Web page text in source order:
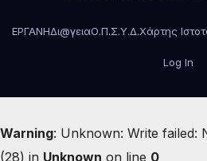
ΕΡΓΑΝΗΔι@γειαΟ.Π.Σ.Υ.Δ.Χάρτης
Log In
Warning: Unknown: Write failed:
(28) in Unknown on line 0